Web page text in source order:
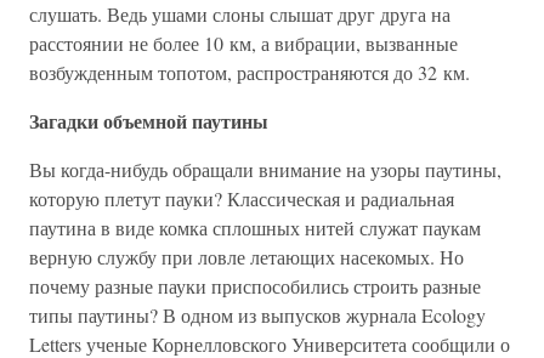
слушать. Ведь ушами слоны слышат друг друга на
расстоянии не более 10 км, а вибрации, вызванные
возбужденным топотом, распространяются до 32 км.
Загадки объемной паутины
Вы когда-нибудь обращали внимание на узоры паутины,
которую плетут пауки? Классическая и радиальная
паутина в виде комка сплошных нитей служат паукам
верную службу при ловле летающих насекомых. Но
почему разные пауки приспособились строить разные
типы паутины? В одном из выпусков журнала Ecology
Letters ученые Корнелловского Университета сообщили о